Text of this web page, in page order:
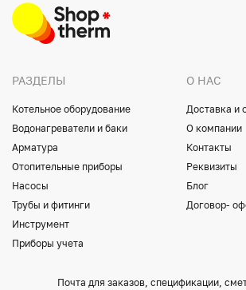
РАЗДЕЛЫ
Котельное оборудование
Водонагреватели и баки
Арматура
Отопительные приборы
Насосы
Трубы и фитинги
Инструмент
Приборы учета
О НАС
Доставка и
О компании
Контакты
Реквизиты
Блог
Договор-
Почта для заказов, спецификации,